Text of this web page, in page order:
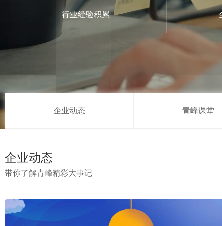
行业经验积累
企业动态 青峰课堂
企业动态
带你了解青峰精彩大事记